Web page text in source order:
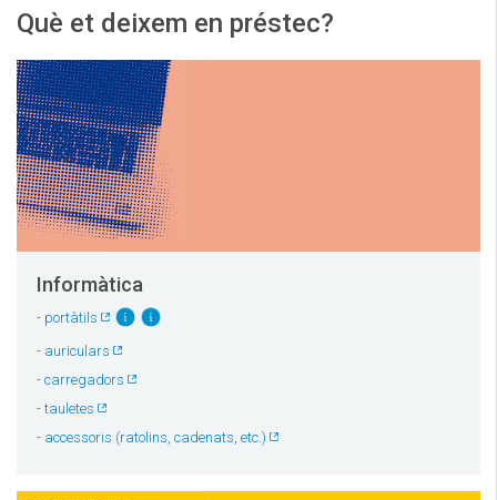
Què et deixem en préstec?
Informàtica
- portàtils
- auriculars
- carregadors
-tauletes
- accessoris (ratolins, cadenats, etc.)